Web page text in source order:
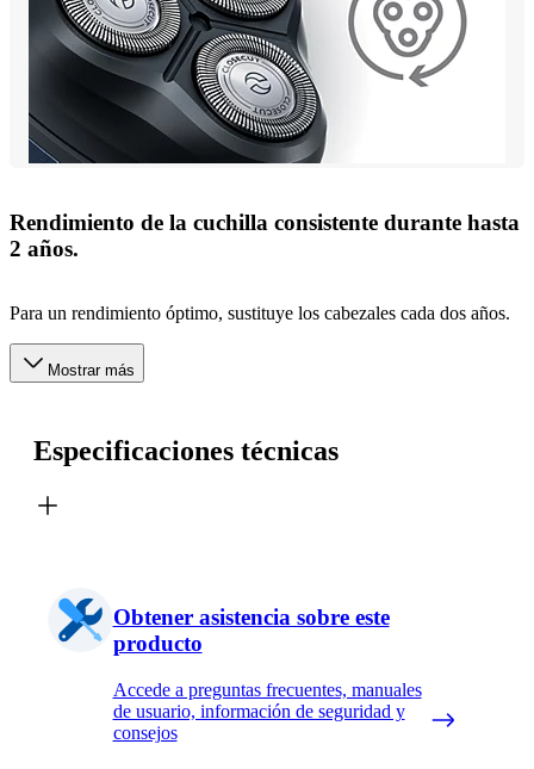
Rendimiento de la cuchilla consistente durante hasta
2 años.
Para un rendimiento óptimo, sustituye los cabezales cada dos años.
Mostrar más
Especificaciones técnicas
Obtener asistencia sobre este
producto
Accede a preguntas frecuentes, manuales
de usuario, información de seguridad y
consejos